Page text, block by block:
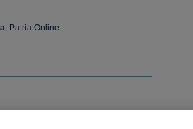
, Patria Online